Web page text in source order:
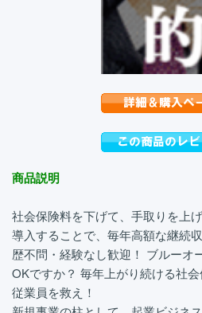
商品説明
社会保険料を下げて、手取りを上げ
導入することで、毎年高額な継続
歴不問・経験なし歓迎！ ブルーオ
OKですか？ 毎年上がり続ける社
従業員を救え！